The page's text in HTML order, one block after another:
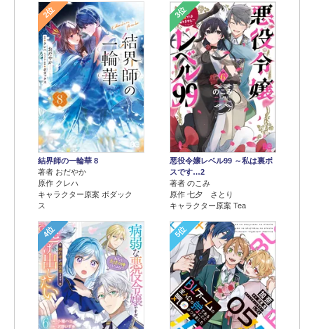
2位
結界師の一輪華 8
著者 おだやか
原作 クレハ
キャラクター原案 ボダック
ス
3位
悪役令嬢レベル99 ～私は裏ボ
スです…2
著者 のこみ
原作 七夕 さとり
キャラクター原案 Tea
4位 5位